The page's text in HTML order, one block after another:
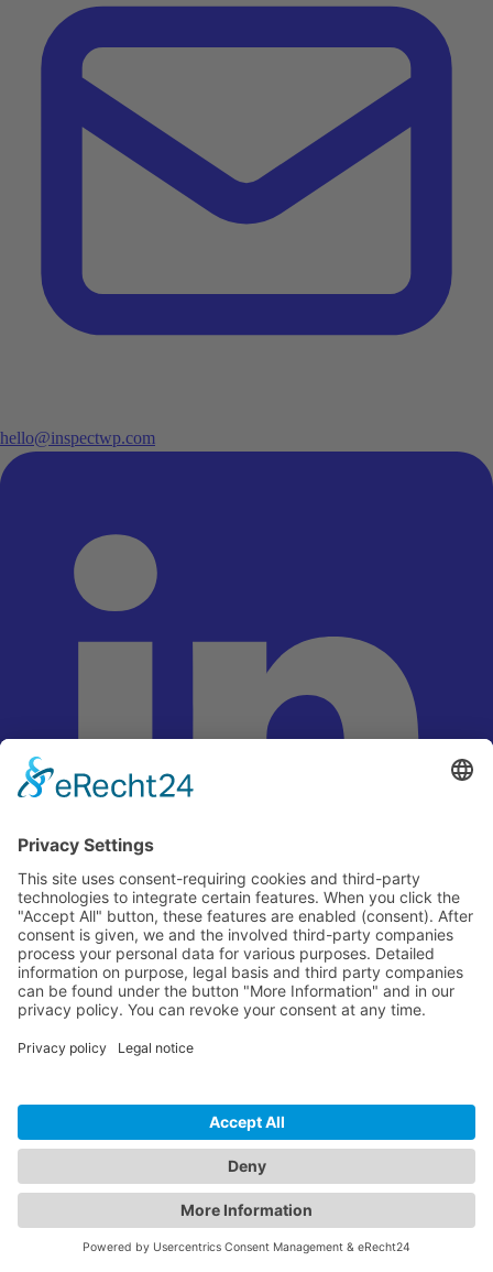
hello@inspectwp.com
© 2026 InspectWP. Tous droits réservés. •